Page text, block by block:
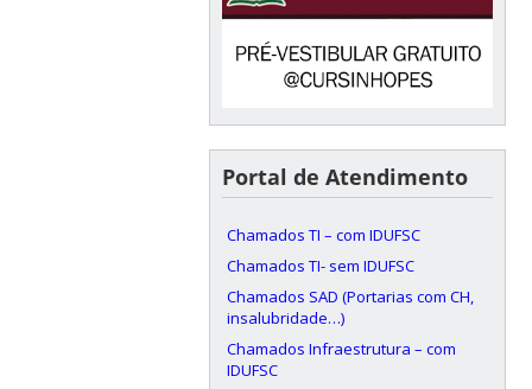
Portal de Atendimento
Chamados TI – com IDUFSC
Chamados TI- sem IDUFSC
Chamados SAD (Portarias com CH,
insalubridade…)
Chamados Infraestrutura – com
IDUFSC